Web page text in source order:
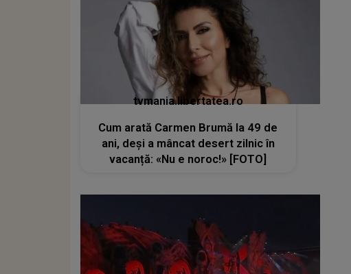
tvmania.libertatea.ro
Cum arată Carmen Brumă la 49 de
ani, deși a mâncat desert zilnic în
vacanță: «Nu e noroc!» [FOTO]